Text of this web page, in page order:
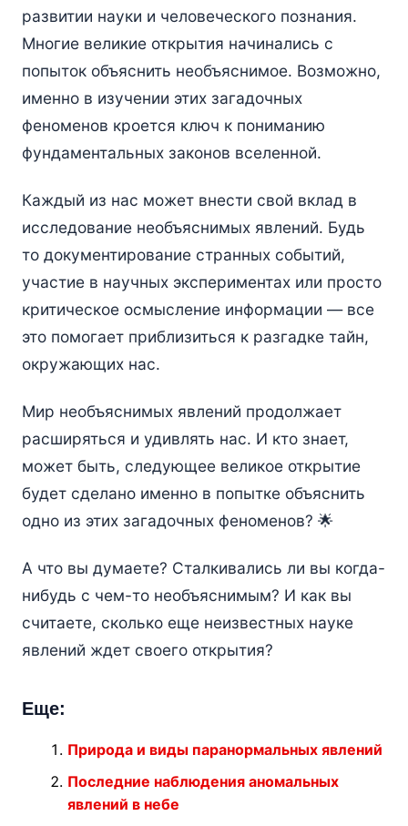
развитии науки и человеческого познания.
Многие великие открытия начинались с
попыток объяснить необъяснимое. Возможно,
именно в изучении этих загадочных
феноменов кроется ключ к пониманию
фундаментальных законов вселенной.
Каждый из нас может внести свой вклад в
исследование необъяснимых явлений. Будь
то документирование странных событий,
участие в научных экспериментах или просто
критическое осмысление информации — все
это помогает приблизиться к разгадке тайн,
окружающих нас.
Мир необъяснимых явлений продолжает
расширяться и удивлять нас. И кто знает,
может быть, следующее великое открытие
будет сделано именно в попытке объяснить
одно из этих загадочных феноменов? 🌟
А что вы думаете? Сталкивались ли вы когда-
нибудь с чем-то необъяснимым? И как вы
считаете, сколько еще неизвестных науке
явлений ждет своего открытия?
Еще:
Природа и виды паранормальных явлений
Последние наблюдения аномальных
явлений в небе